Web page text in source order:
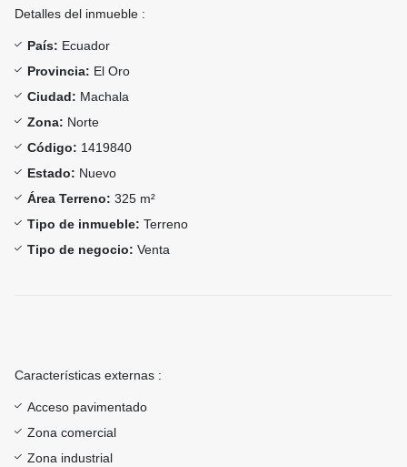
Detalles del inmueble :
País: Ecuador
Provincia: El Oro
Ciudad: Machala
Zona: Norte
Código: 1419840
Estado: Nuevo
Área Terreno: 325 m²
Tipo de inmueble: Terreno
Tipo de negocio: Venta
Características externas :
Acceso pavimentado
Zona comercial
Zona industrial